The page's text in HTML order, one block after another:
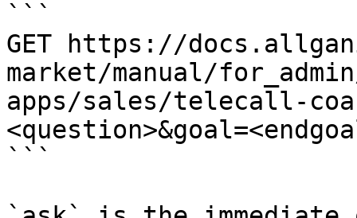
```
GET https://
market/manual/
apps/sales/telecall-
```